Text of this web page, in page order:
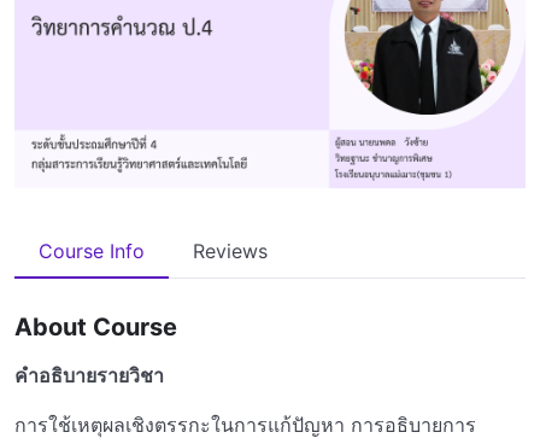
Course Info Reviews
About Course
คำอธิบายรายวิชา
การใช้เหตุผลเชิงตรรกะในการแก้ปัญหา การอธิบายการ